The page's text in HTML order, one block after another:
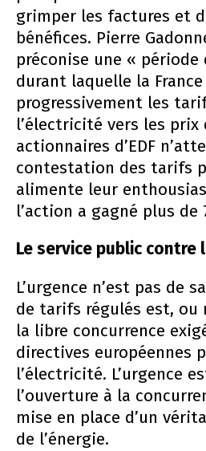
grimper les factures et
bénéfices. Pierre
préconise une «
durant laquelle la
progressivement les
l’électricité vers les prix
actionnaires d’EDF
contestation des tarifs
alimente leur
l’action a gagné plus de
Le service public contre
L’urgence n’est pas de
de tarifs régulés est, ou
la libre concurrence
directives européennes
l’électricité. L’urgence
l’ouverture à la
mise en place d’un
de l’énergie.